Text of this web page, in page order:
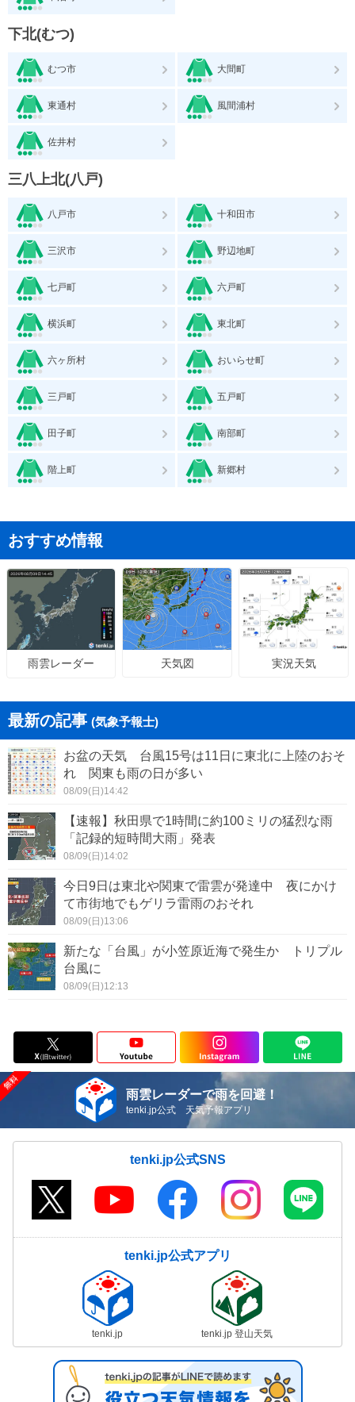
下北(むつ)
むつ市 大間町
東通村 風間浦村
佐井村
三八上北(八戸)
八戸市 十和田市
三沢市 野辺地町
七戸町 六戸町
横浜町 東北町
六ヶ所村 おいらせ町
三戸町 五戸町
田子町 南部町
階上町 新郷村
おすすめ情報
雨雲レーダー 天気図 実況天気
最新の記事 (気象予報士)
お盆の天気 台風15号は11日に東北に上陸のおそ
れ 関東も雨の日が多い
08/09(日)14:42
【速報】秋田県で1時間に約100ミリの猛烈な雨
「記録的短時間大雨」発表
08/09(日)14:02
今日9日は東北や関東で雷雲が発達中 夜にかけ
て市街地でもゲリラ雷雨のおそれ
08/09(日)13:06
新たな「台風」が小笠原近海で発生か トリプル
台風に
08/09(日)12:13
雨雲レーダーで雨を回避！
tenki.jp公式 天気予報アプリ
tenki.jp公式SNS
tenki.jp公式アプリ
tenki.jp tenki.jp 登山天気